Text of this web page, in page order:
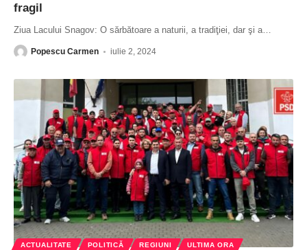
fragil
Ziua Lacului Snagov: O sărbătoare a naturii, a tradiţiei, dar şi a…
Popescu Carmen iulie 2, 2024
ACTUALITATE POLITICĂ REGIUNI ULTIMA ORA